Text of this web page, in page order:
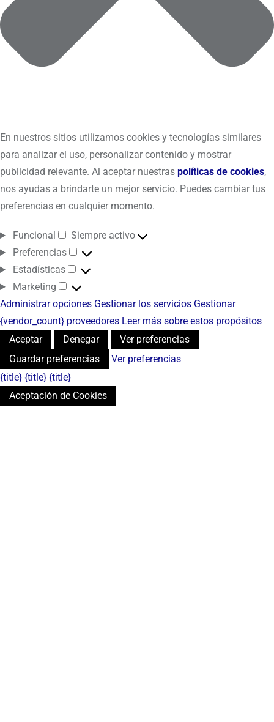
En nuestros sitios utilizamos cookies y tecnologías similares
para analizar el uso, personalizar contenido y mostrar
publicidad relevante. Al aceptar nuestras políticas de cookies,
nos ayudas a brindarte un mejor servicio. Puedes cambiar tus
preferencias en cualquier momento.
Funcional
Siempre activo
Preferencias
Estadísticas
Marketing
Administrar opciones Gestionar los servicios Gestionar
{vendor_count} proveedores Leer más sobre estos propósitos
Aceptar
Denegar
Ver preferencias
Guardar preferencias
Ver preferencias
{title} {title} {title}
Aceptación de Cookies